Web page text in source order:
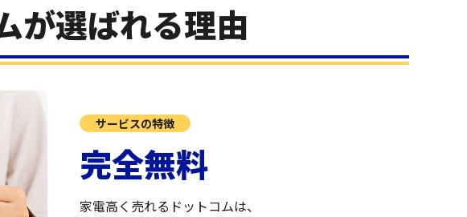
が選ばれる理由
サービスの特徴
完全無料
家電高く売れるドットコムは、